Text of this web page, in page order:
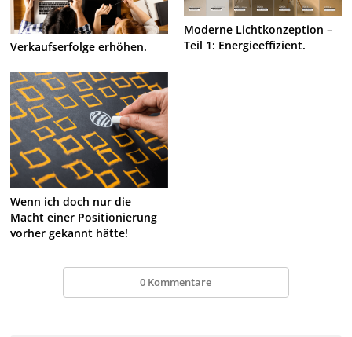
Verkaufserfolge erhöhen.
Moderne Lichtkonzeption –
Teil 1: Energieeffizient.
Wenn ich doch nur die
Macht einer Positionierung
vorher gekannt hätte!
0 Kommentare